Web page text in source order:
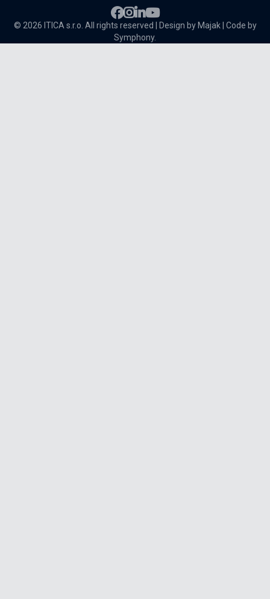

© 2026 ITICA s.r.o. All rights reserved | Design by Majak | Code by
Symphony.